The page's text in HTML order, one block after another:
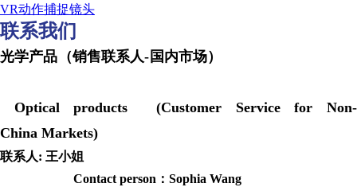
VR动作捕捉镜头
联系我们
光学产品（销售联系人-国内市场）
Optical products (Customer Service for Non-
China Markets)
联系人: 王小姐
Contact person：Sophia Wang